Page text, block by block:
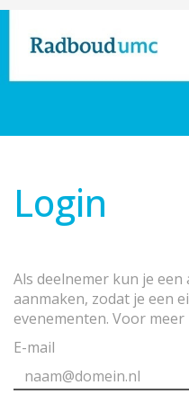
Login
Als deelnemer kun je
aanmaken, zodat je een
evenementen. Voor
E-mail